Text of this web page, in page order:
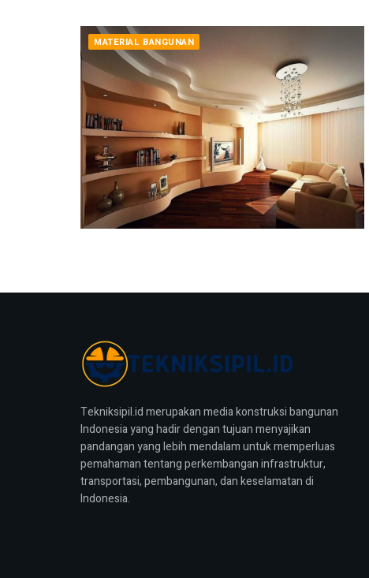
MATERIAL BANGUNAN
Tekniksipil.id merupakan media konstruksi bangunan
Indonesia yang hadir dengan tujuan menyajikan
pandangan yang lebih mendalam untuk memperluas
pemahaman tentang perkembangan infrastruktur,
transportasi, pembangunan, dan keselamatan di
Indonesia.